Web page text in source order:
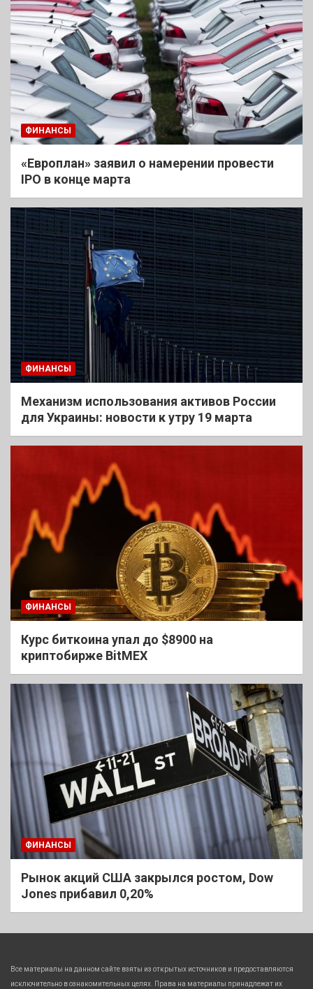
ФИНАНСЫ
«Европлан» заявил о намерении провести
IPO в конце марта
ФИНАНСЫ
Механизм использования активов России
для Украины: новости к утру 19 марта
ФИНАНСЫ
Курс биткоина упал до $8900 на
криптобирже BitMEX
ФИНАНСЫ
Рынок акций США закрылся ростом, Dow
Jones прибавил 0,20%
Все материалы на данном сайте взяты из открытых источников и предоставляются
исключительно в ознакомительных целях. Права на материалы принадлежат их